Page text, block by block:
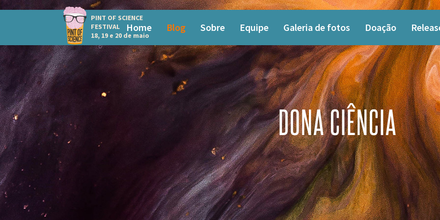
PINT OF SCIENCE
FESTIVAL
18, 19 e 20 de maio
Home Blog Sobre Equipe Galeria de fotos Doação
DONA CIÊNCIA